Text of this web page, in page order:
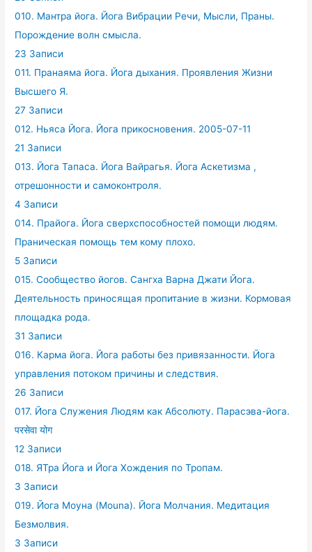
010. Мантра йога. Йога Вибрации Речи, Мысли, Праны.
Порождение волн смысла.
23 Записи
011. Пранаяма йога. Йога дыхания. Проявления Жизни
Высшего Я.
27 Записи
012. Ньяса Йога. Йога прикосновения. 2005-07-11
21 Записи
013. Йога Тапаса. Йога Вайрагья. Йога Аскетизма ,
отрешонности и самоконтроля.
4 Записи
014. Прайога. Йога сверхспособностей помощи людям.
Праническая помощь тем кому плохо.
5 Записи
015. Сообщество йогов. Сангха Варна Джати Йога.
Деятельность приносящая пропитание в жизни. Кормовая
площадка рода.
31 Записи
016. Карма йога. Йога работы без привязанности. Йога
управления потоком причины и следствия.
26 Записи
017. Йога Служения Людям как Абсолюту. Парасэва-йога.
परसेवा योग
12 Записи
018. ЯТра Йога и Йога Хождения по Тропам.
3 Записи
019. Йога Моуна (Mouna). Йога Молчания. Медитация
Безмолвия.
3 Записи